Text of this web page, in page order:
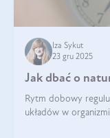
Iza Sykut
23 gru 2025
Jak dbać o
Rytm dobowy
układów w